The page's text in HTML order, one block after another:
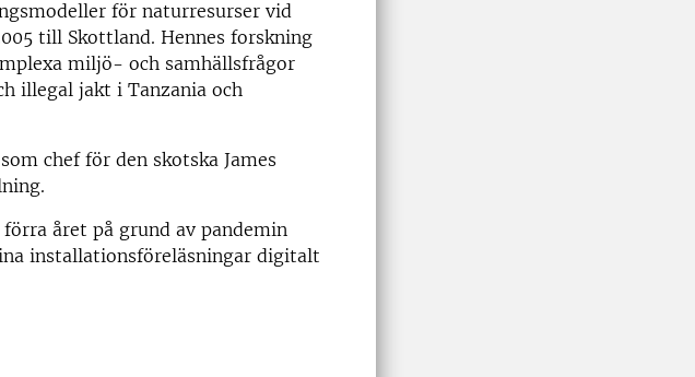
för naturresurser vid
till Skottland. Hennes forskning
miljö- och samhällsfrågor
illegal jakt i Tanzania och
chef för den skotska James
året på grund av pandemin
installationsföreläsningar digitalt